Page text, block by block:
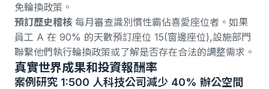
免輪換政策。
預訂歷史稽核 每月審查識別慣性霸佔喜愛座位者。如果
員工 A 在 90% 的天數預訂座位 15(窗邊座位),設施部門
聯繫他們執行輪換政策或了解是否存在合法的調整需求。
真實世界成果和投資報酬率
案例研究 1:500 人科技公司減少 40% 辦公空間